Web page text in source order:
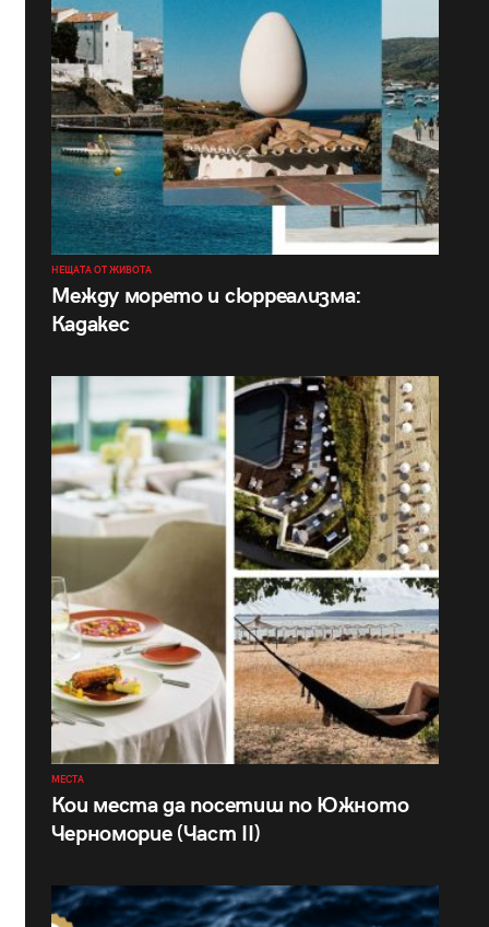
НЕЩАТА ОТ ЖИВОТА
Между морето и сюрреализма:
Кадакес
МЕСТА
Кои места да посетиш по Южното
Черноморие (Част II)